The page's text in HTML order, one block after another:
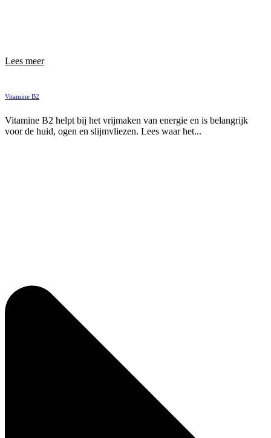
Lees meer
Vitamine B2
Vitamine B2 helpt bij het vrijmaken van energie en is belangrijk
voor de huid, ogen en slijmvliezen. Lees waar het...